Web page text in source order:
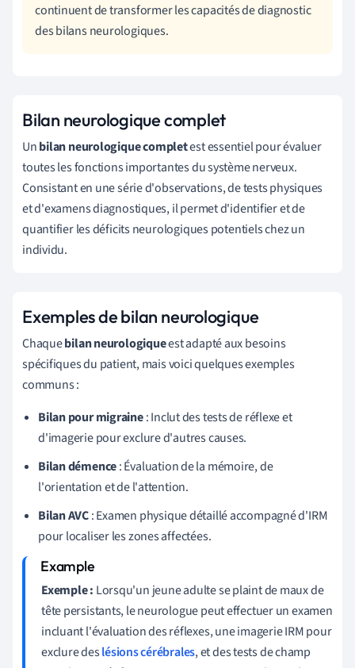
continuent de transformer les capacités de diagnostic
des bilans neurologiques.
Bilan neurologique complet
Unbilan neurologique completest essentiel pour évaluer
toutes les fonctions importantes du système nerveux.
Consistant en une série d'observations, de tests physiques
et d'examens diagnostiques, il permet d'identifier et de
quantifier les déficits neurologiques potentiels chez un
individu.
Exemples de bilan neurologique
Chaquebilan neurologiqueest adapté aux besoins
spécifiques du patient, mais voici quelques exemples
communs :
Bilan pour migraine: Inclut des tests de réflexe et
d'imagerie pour exclure d'autres causes.
Bilan démence: Évaluation de la mémoire, de
l'orientation et de l'attention.
Bilan AVC: Examen physique détaillé accompagné d'IRM
pour localiser les zones affectées.
Exemple : Lorsqu'un jeune adulte se plaint de maux de
tête persistants, le neurologue peut effectuer un examen
incluant l'évaluation des réflexes, une imagerie IRM pour
exclure deslésions cérébrales, et des tests de champ